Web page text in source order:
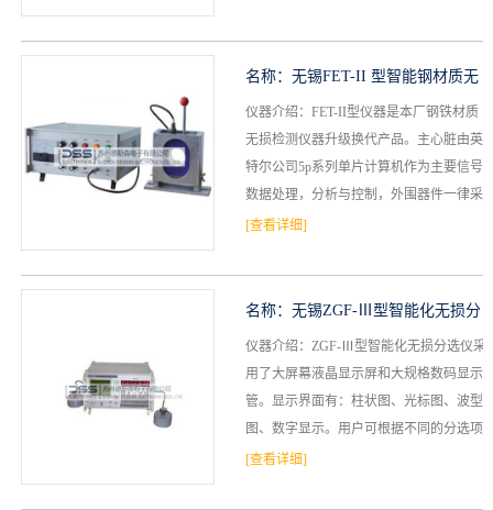
名称： 无锡FET-II 型智能钢材质无
损分选仪
仪器介绍：FET-II型仪器是本厂钢铁材质
无损检测仪器升级换代产品。主心脏由英
特尔公司5p系列单片计算机作为主要信号
数据处理，分析与控制，外围器件一律采
用COMS中小规模集成电路，具有功能耗
[查看详细]
名称： 无锡ZGF-Ⅲ型智能化无损分
选仪
仪器介绍：ZGF-Ⅲ型智能化无损分选仪采
用了大屏幕液晶显示屏和大规格数码显示
管。显示界面有：柱状图、光标图、波型
图、数字显示。用户可根据不同的分选项
目选择不同的显示界面，使得被测工件的
[查看详细]